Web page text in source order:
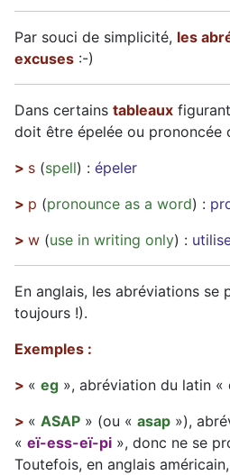
Par souci de simplicité, les
excuses :-)
Dans certains tableaux
doit être épelée ou prononcée
> s (spell) : épeler
> p (pronounce as a word) :
> w (use in writing only) :
En anglais, les abréviations
toujours !).
Exemples :
> « eg », abréviation du latin
> « ASAP » (ou « asap »),
« eï-ess-eï-pi », donc ne se
Toutefois, en anglais